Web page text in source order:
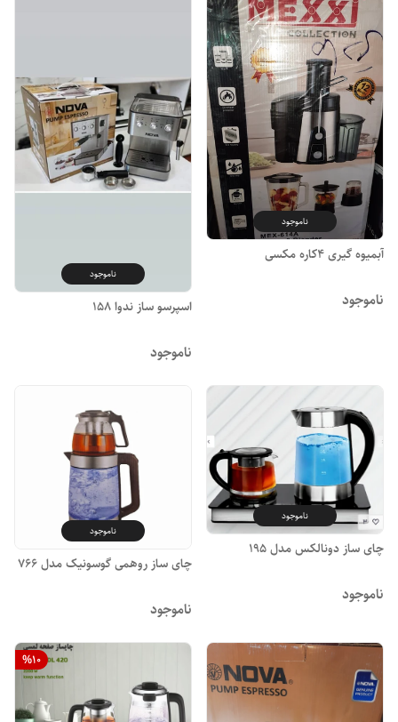
ناموجود
آبمیوه گیری ۴کاره مکسی
ناموجود
ناموجود
اسپرسو ساز ندوا ۱۵۸
ناموجود
ناموجود
چای ساز دونالکس مدل ۱۹۵
ناموجود
ناموجود
چای ساز روهمی گوسونیک مدل 766
ناموجود
%10